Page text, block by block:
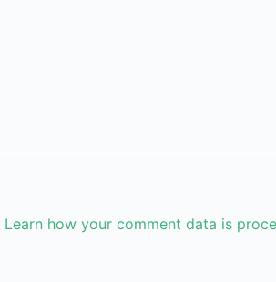
Learn how your comment data is